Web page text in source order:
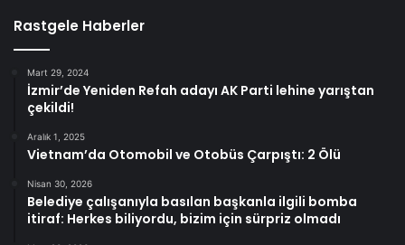
Rastgele Haberler
Mart 29, 2024
İzmir’de Yeniden Refah adayı AK Parti lehine yarıştan
çekildi!
Aralık 1, 2025
Vietnam’da Otomobil ve Otobüs Çarpıştı: 2 Ölü
Nisan 30, 2026
Belediye çalışanıyla basılan başkanla ilgili bomba
itiraf: Herkes biliyordu, bizim için sürpriz olmadı